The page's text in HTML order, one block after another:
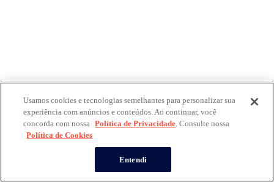
Usamos cookies e tecnologias semelhantes para personalizar sua
experiência com anúncios e conteúdos. Ao continuar, você
concorda com nossa Política de Privacidade. Consulte nossa
Política de Cookies
Entendi